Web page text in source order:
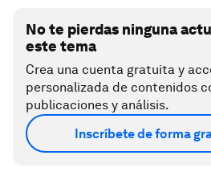
No te pierdas ninguna
este tema
Crea una cuenta gratuita y
personalizada de contenidos
publicaciones y análisis.
Inscríbete de forma